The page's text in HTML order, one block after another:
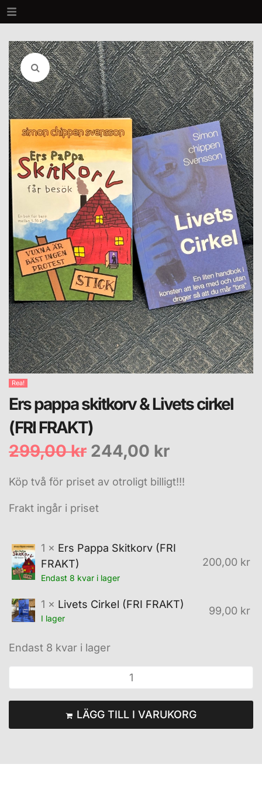
Rea!
Ers pappa skitkorv & Livets cirkel
(FRI FRAKT)
299,00kr 244,00 kr
Köp två för priset av otroligt billigt!!!
Frakt ingår i priset
1 × Ers Pappa Skitkorv (FRI
FRAKT)
Endast 8 kvar i lager
200,00 kr
1 × Livets Cirkel (FRI FRAKT)
I lager
99,00 kr
Endast 8 kvar i lager
LÄGG TILL I VARUKORG